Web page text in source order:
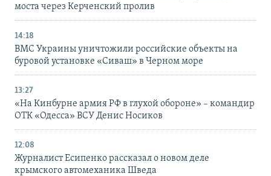
моста через Керченский пролив
14:18
ВМС Украины уничтожили российские объекты на
буровой установке «Сиваш» в Черном море
13:27
«На Кинбурне армия РФ в глухой обороне» – командир
ОТК «Одесса» ВСУ Денис Носиков
12:08
Журналист Есипенко рассказал о новом деле
крымского автомеханика Шведа